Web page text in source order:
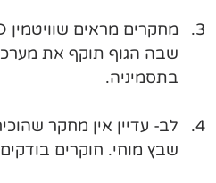
בתסמיניה.
שבץ מוחי. חוקרים